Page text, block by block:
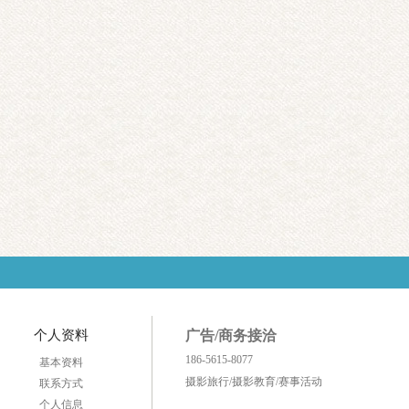
个人资料
基本资料
联系方式
个人信息
广告/商务接洽
186-5615-8077
摄影旅行/摄影教育/赛事活动